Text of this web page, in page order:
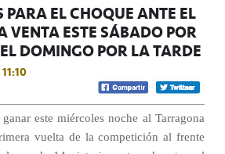
EL CHOQUE ANTE EL
VENTA ESTE SÁBADO POR
DOMINGO POR LA TARDE
este miércoles noche al Tarragona
vuelta de la competición al frente